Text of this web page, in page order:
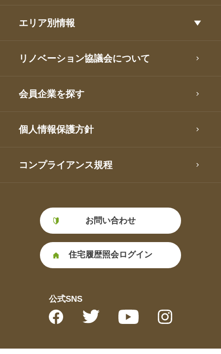
エリア別情報
リノベーション協議会について
会員企業を探す
個人情報保護方針
コンプライアンス規程
お問い合わせ
住宅履歴照会ログイン
公式SNS